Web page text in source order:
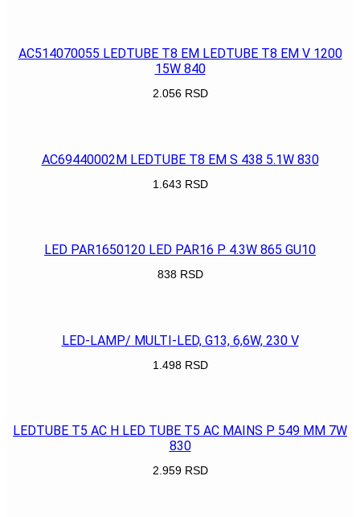
AC514070055 LEDTUBE T8 EM LEDTUBE T8 EM V 1200
15W 840
2.056 RSD
AC69440002M LEDTUBE T8 EM S 438 5.1W 830
1.643 RSD
LED PAR1650120 LED PAR16 P 4.3W 865 GU10
838 RSD
LED-LAMP/ MULTI-LED, G13, 6,6W, 230 V
1.498 RSD
LEDTUBE T5 AC H LED TUBE T5 AC MAINS P 549 MM 7W
830
2.959 RSD